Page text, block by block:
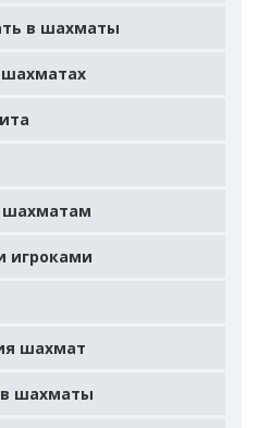
в шахматы
игроками
шахмат
шахматы